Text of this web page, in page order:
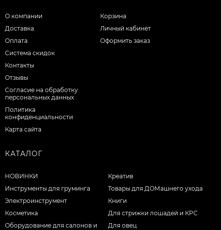
О компании
Доставка
Оплата
Система скидок
Контакты
Отзывы
Согласие на обработку
персональных данных
Политика
конфиденциальности
Карта сайта
Корзина
Личный кабинет
Оформить заказ
КАТАЛОГ
НОВИНКИ
Инструменты для груминга
Электроинструмент
Косметика
Оборудование для салонов и
Креатив
Товары для ДОМашнего ухода
Книги
Для стрижки лошадей и КРС
Для овец